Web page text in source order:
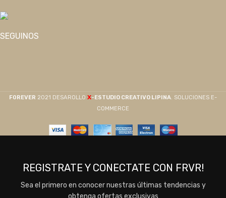
SEGUINOS
F0REVER 2021 DESAROLLO X-ESTUDIO CREATIVO LIPINA. SOLUCIONES E-
COMMERCE
REGISTRATE Y CONECTATE CON FRVR!
Sea el primero en conocer nuestras últimas tendencias y
obtenga ofertas exclusivas